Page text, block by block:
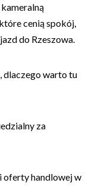
cenią spokój,
do Rzeszowa.
dlaczego warto tu
za
oferty handlowej w